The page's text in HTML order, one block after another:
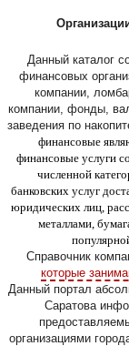
Данный каталог
финансовых
компании,
компании, фонды,
заведения по
финансовые
финансовые услуги
численной
банковских услуг
юридических лиц,
металлами,
Справочник
которые
Данный портал
Саратова
организациями